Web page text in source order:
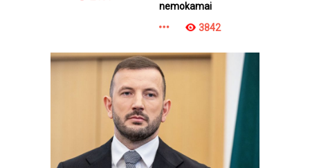
nemokamai
3842